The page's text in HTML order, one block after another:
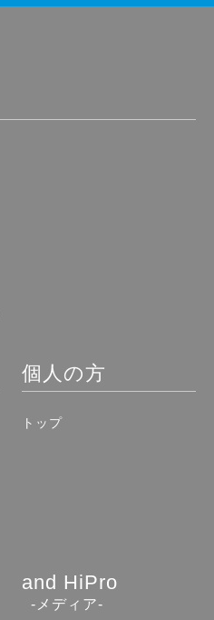
個人の方
トップ
and HiPro
-メディア-